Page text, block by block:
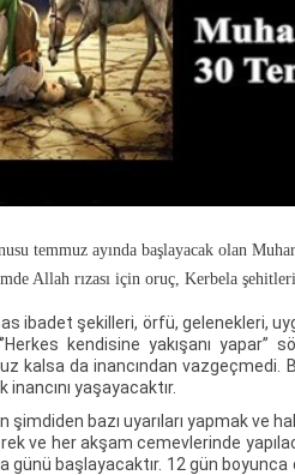
temmuz ayında başlayacak olan
Allah rızası için oruç, Kerbela
şekilleri, örfü, gelenekleri,
kendisine yakışanı
kalsa da inancından
yaşayacaktır.
bazı uyarıları yapmak ve
ve her akşam cemevlerinde
günü başlayacaktır. 12 gün